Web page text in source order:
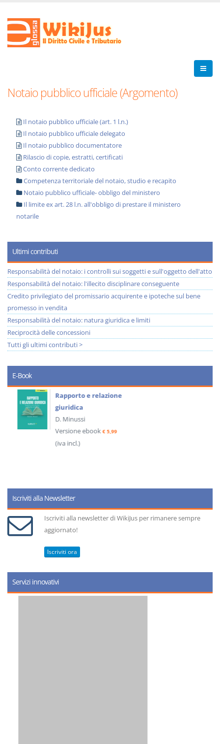
Notaio pubblico ufficiale (Argomento)
Il notaio pubblico ufficiale (art. 1 l.n.)
Il notaio pubblico ufficiale delegato
Il notaio pubblico documentatore
Rilascio di copie, estratti, certificati
Conto corrente dedicato
Competenza territoriale del notaio, studio e recapito
Notaio pubblico ufficiale- obbligo del ministero
Il limite ex art. 28 l.n. all'obbligo di prestare il ministero
notarile
Ultimi contributi
Responsabilità del notaio: i controlli sui soggetti e sull'oggetto dell'atto
Responsabilità del notaio: l'illecito disciplinare conseguente
Credito privilegiato del promissario acquirente e ipoteche sul bene
promesso in vendita
Responsabilità del notaio: natura giuridica e limiti
Reciprocità delle concessioni
Tutti gli ultimi contributi >
E-Book
Rapporto e relazione
giuridica
D. Minussi
Versione ebook€ 5,99
(iva incl.)
Iscriviti alla Newsletter
Iscriviti alla newsletter di WikiJus per rimanere sempre
aggiornato!
Iscriviti ora
Servizi innovativi